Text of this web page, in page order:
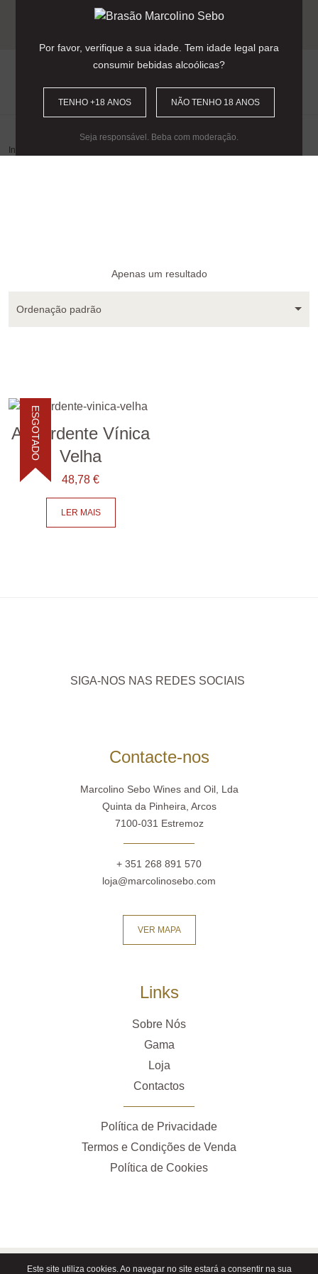
Por favor, verifique a sua idade. Tem idade legal para
consumir bebidas alcoólicas?
TENHO +18 ANOS NÃO TENHO 18 ANOS
Seja responsável. Beba com moderação.
Este site utiliza cookies. Ao navegar no site estará a consentir na sua
Início
Apenas um resultado
Ordenação padrão
ESGOTADO
Aguardente Vínica
Velha
48,78€
LER MAIS
SIGA-NOS NAS REDES SOCIAIS
Contacte-nos
Marcolino Sebo Wines and Oil, Lda
Quinta da Pinheira, Arcos
7100-031 Estremoz
+ 351 268 891 570
loja@marcolinosebo.com
VER MAPA
Links
Sobre Nós
Gama
Loja
Contactos
Política de Privacidade
Termos e Condições de Venda
Política de Cookies